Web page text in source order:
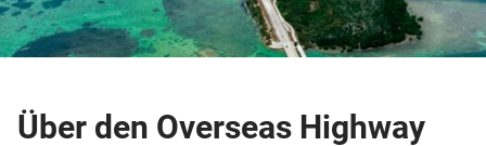
Über den Overseas Highway